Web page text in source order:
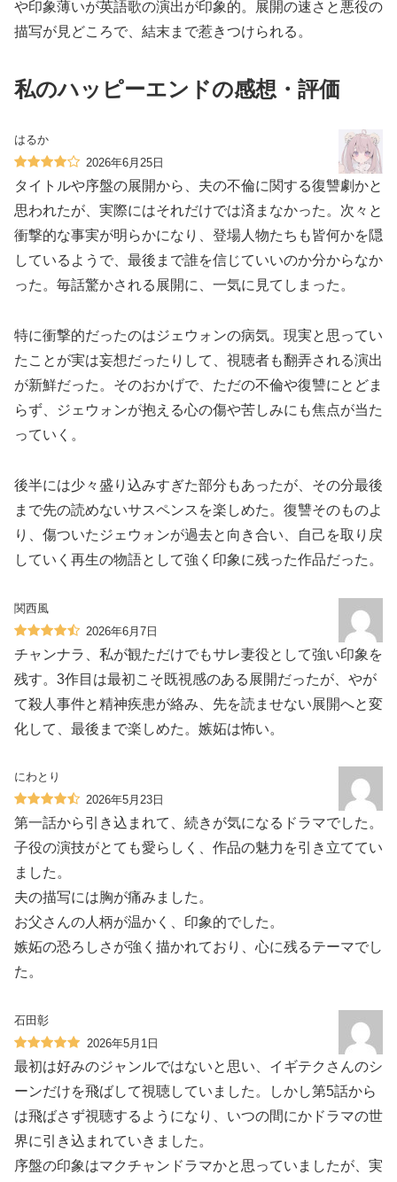
や印象薄いが英語歌の演出が印象的。展開の速さと悪役の
描写が見どころで、結末まで惹きつけられる。
私のハッピーエンドの感想・評価
はるか
2026年6月25日
タイトルや序盤の展開から、夫の不倫に関する復讐劇かと
思われたが、実際にはそれだけでは済まなかった。次々と
衝撃的な事実が明らかになり、登場人物たちも皆何かを隠
しているようで、最後まで誰を信じていいのか分からなか
った。毎話驚かされる展開に、一気に見てしまった。
特に衝撃的だったのはジェウォンの病気。現実と思ってい
たことが実は妄想だったりして、視聴者も翻弄される演出
が新鮮だった。そのおかげで、ただの不倫や復讐にとどま
らず、ジェウォンが抱える心の傷や苦しみにも焦点が当た
っていく。
後半には少々盛り込みすぎた部分もあったが、その分最後
まで先の読めないサスペンスを楽しめた。復讐そのものよ
り、傷ついたジェウォンが過去と向き合い、自己を取り戻
していく再生の物語として強く印象に残った作品だった。
関西風
2026年6月7日
チャンナラ、私が観ただけでもサレ妻役として強い印象を
残す。3作目は最初こそ既視感のある展開だったが、やが
て殺人事件と精神疾患が絡み、先を読ませない展開へと変
化して、最後まで楽しめた。嫉妬は怖い。
にわとり
2026年5月23日
第一話から引き込まれて、続きが気になるドラマでした。
子役の演技がとても愛らしく、作品の魅力を引き立ててい
ました。
夫の描写には胸が痛みました。
お父さんの人柄が温かく、印象的でした。
嫉妬の恐ろしさが強く描かれており、心に残るテーマでし
た。
石田彰
2026年5月1日
最初は好みのジャンルではないと思い、イギテクさんのシ
ーンだけを飛ばして視聴していました。しかし第5話から
は飛ばさず視聴するようになり、いつの間にかドラマの世
界に引き込まれていきました。
序盤の印象はマクチャンドラマかと思っていましたが、実